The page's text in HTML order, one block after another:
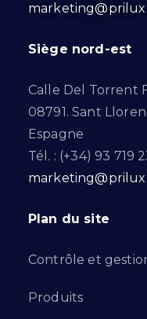
Siège nord-est
Calle Del Torrent
08791. Sant
Espagne
Tél. : (+34) 93 719
Plan du site
Contrôle et
Produits